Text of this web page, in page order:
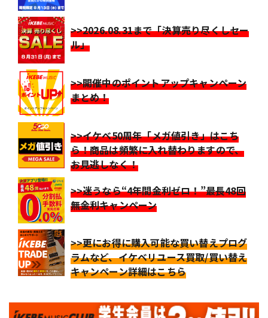
>>2026.08.31まで「決算売り尽くしセー
ル」
>>開催中のポイントアップキャンペーン
まとめ！
>>イケベ50周年「メガ値引き」はこち
ら！商品は頻繁に入れ替わりますので、
お見逃しなく！
>>迷うなら“4年間金利ゼロ！”最長48回
無金利キャンペーン
>>更にお得に購入可能な買い替えプログ
ラムなど、イケベリユース買取/買い替え
キャンペーン詳細はこちら